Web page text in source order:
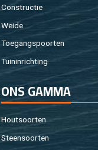
Con­struc­tie
Weide
Toe­gangs­poor­ten
Tuin­in­rich­ting
ONS GAMMA
Hout­soor­ten
Steen­soor­ten